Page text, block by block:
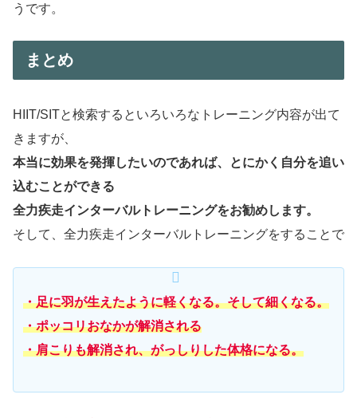
うです。
まとめ
HIIT/SITと検索するといろいろなトレーニング内容が出て
きますが、
本当に効果を発揮したいのであれば、とにかく自分を追い
込むことができる
全力疾走インターバルトレーニングをお勧めします。
そして、全力疾走インターバルトレーニングをすることで
・足に羽が生えたように軽くなる。そして細くなる。
・ポッコリおなかが解消される
・肩こりも解消され、がっしりした体格になる。